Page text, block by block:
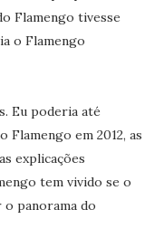
Flamengo tivesse
o Flamengo
Eu poderia até
Flamengo em 2012, as
explicações
tem vivido se o
o panorama do